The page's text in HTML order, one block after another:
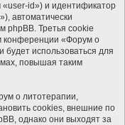
id») и идентификатор
автоматически
phpBB. Третья cookie
конференции «Форум о
использоваться для
повышая таким
о литотерапии,
cookies, внешние по
однако они выходят за